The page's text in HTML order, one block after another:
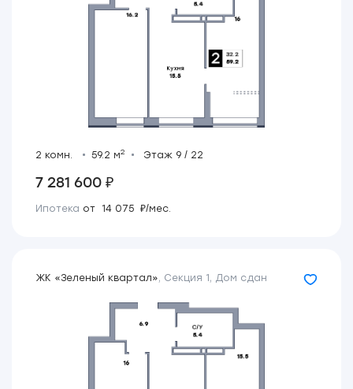
2 комн. 59.2 м2 Этаж 9 / 22
7 281 600 ₽
Ипотека от 14 075 ₽/мес.
ЖК «Зеленый квартал», Секция 1, Дом сдан